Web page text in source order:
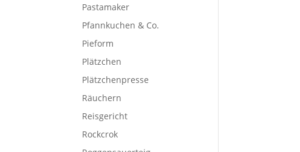
Pastamaker
Pfannkuchen & Co.
Pieform
Plätzchen
Plätzchenpresse
Räuchern
Reisgericht
Rockcrok